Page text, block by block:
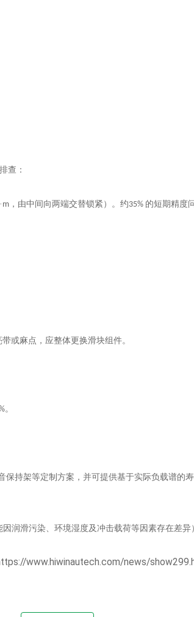
查：
· m ，由中间向两端交替锁紧）。约35% 的短期精度
或麻点，应整体更换滑块组件。
。
保持架等定制方案，并可提供基于实际负载谱的
润滑污染、环境湿度及冲击载荷等因素存在差异
www.hiwinautech.com/news/